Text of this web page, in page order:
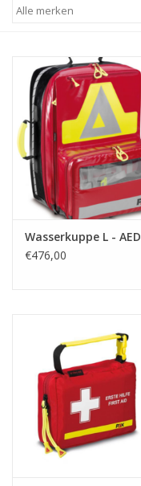
Wasserkuppe L - AED
€476,00